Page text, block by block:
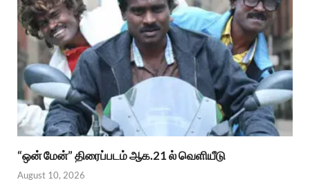
“ஒன் மேன்” திரைப்படம் ஆக.21 ல் வெளியீடு
August 10, 2026